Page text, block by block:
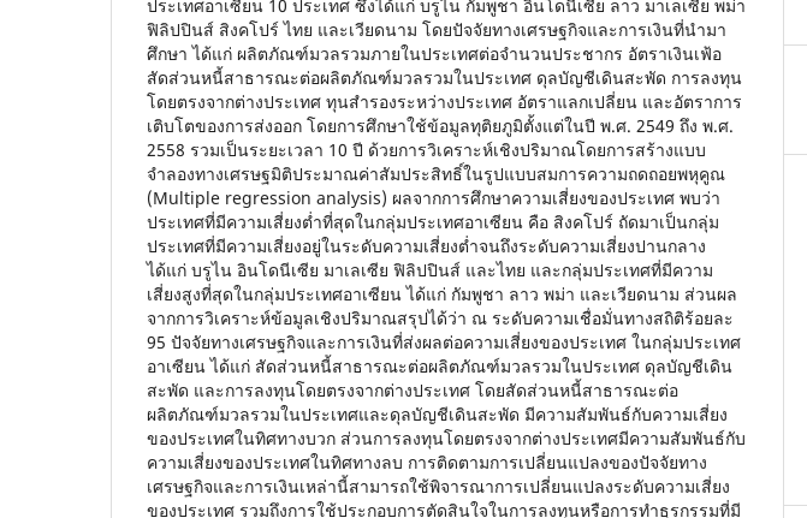
ประเทศอาเซียน 10 ประเทศ ซึ่งได้แก่ บรูไน กัมพูชา อินโดนีเซีย ลาว มาเลเซีย พม่า
ฟิลิปปินส์ สิงคโปร์ ไทย และเวียดนาม โดยปัจจัยทางเศรษฐกิจและการเงินที่นำมา
ศึกษา ได้แก่ ผลิตภัณฑ์มวลรวมภายในประเทศต่อจำนวนประชากร อัตราเงินเฟ้อ
สัดส่วนหนี้สาธารณะต่อผลิตภัณฑ์มวลรวมในประเทศ ดุลบัญชีเดินสะพัด การลงทุน
โดยตรงจากต่างประเทศ ทุนสำรองระหว่างประเทศ อัตราแลกเปลี่ยน และอัตราการ
เติบโตของการส่งออก โดยการศึกษาใช้ข้อมูลทุติยภูมิตั้งแต่ในปี พ.ศ. 2549 ถึง พ.ศ.
2558 รวมเป็นระยะเวลา 10 ปี ด้วยการวิเคราะห์เชิงปริมาณโดยการสร้างแบบ
จำลองทางเศรษฐมิติประมาณค่าสัมประสิทธิ์ในรูปแบบสมการความถดถอยพหุคูณ
(Multiple regression analysis) ผลจากการศึกษาความเสี่ยงของประเทศ พบว่า
ประเทศที่มีความเสี่ยงต่ำที่สุดในกลุ่มประเทศอาเซียน คือ สิงคโปร์ ถัดมาเป็นกลุ่ม
ประเทศที่มีความเสี่ยงอยู่ในระดับความเสี่ยงต่ำจนถึงระดับความเสี่ยงปานกลาง
ได้แก่ บรูไน อินโดนีเซีย มาเลเซีย ฟิลิปปินส์ และไทย และกลุ่มประเทศที่มีความ
เสี่ยงสูงที่สุดในกลุ่มประเทศอาเซียน ได้แก่ กัมพูชา ลาว พม่า และเวียดนาม ส่วนผล
จากการวิเคราะห์ข้อมูลเชิงปริมาณสรุปได้ว่า ณ ระดับความเชื่อมั่นทางสถิติร้อยละ
95 ปัจจัยทางเศรษฐกิจและการเงินที่ส่งผลต่อความเสี่ยงของประเทศ ในกลุ่มประเทศ
อาเซียน ได้แก่ สัดส่วนหนี้สาธารณะต่อผลิตภัณฑ์มวลรวมในประเทศ ดุลบัญชีเดิน
สะพัด และการลงทุนโดยตรงจากต่างประเทศ โดยสัดส่วนหนี้สาธารณะต่อ
ผลิตภัณฑ์มวลรวมในประเทศและดุลบัญชีเดินสะพัด มีความสัมพันธ์กับความเสี่ยง
ของประเทศในทิศทางบวก ส่วนการลงทุนโดยตรงจากต่างประเทศมีความสัมพันธ์กับ
ความเสี่ยงของประเทศในทิศทางลบ การติดตามการเปลี่ยนแปลงของปัจจัยทาง
เศรษฐกิจและการเงินเหล่านี้สามารถใช้พิจารณาการเปลี่ยนแปลงระดับความเสี่ยง
ของประเทศ รวมถึงการใช้ประกอบการตัดสินใจในการลงทุนหรือการทำธุรกรรมที่มี